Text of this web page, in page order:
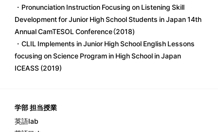
・Pronunciation Instruction Focusing on Listening Skill
Development for Junior High School Students in Japan 14th
Annual CamTESOL Conference（2018)
・CLIL Implements in Junior High School English Lessons
focusing on Science Program in High School in Japan
ICEASS (2019)
学部 担当授業
英語Ⅰab